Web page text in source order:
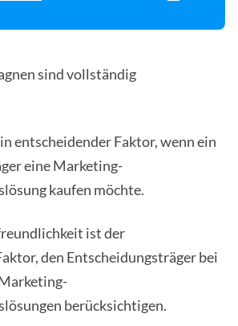
sind vollständig
entscheidender Faktor, wenn ein
eine Marketing-
kaufen möchte.
ist der
den Entscheidungsträger bei
berücksichtigen.